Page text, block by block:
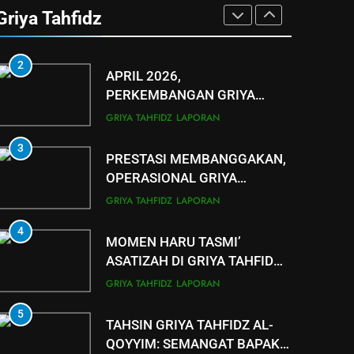
Tahfidz
KELULUSAN UJIAN JUZIYAH
GRIYA TAHFIDZ LAPORAN
2
APRIL 2026,
PERKEMBANGAN GRIYA
TAHFIDZ AL QOYYIM CABANG
AKTIF
GRIYA TAHFIDZ LAPORAN
3
PRESTASI MEMBANGGAKAN,
OPERASIONAL GRIYA
TAHFIDZ AL QOYYIM CETAK
KALI
GRIYA TAHFIDZ LAPORAN
4
MOMEN HARU TASMI’
ASATIZAH DI GRIYA TAHFIDZ
AL QOYYIM TANJUNG DI
GRIYA TAHFIDZ LAPORAN
5
TAHSIN GRIYA TAHFIDZ AL-
QOYYIM: SEMANGAT BAPAK-